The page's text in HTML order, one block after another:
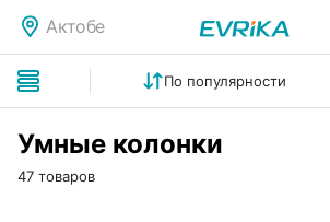
Актобе
По популярности
Умные колонки
47 товаров